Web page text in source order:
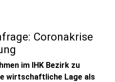
Coronakrise
im IHK Bezirk zu
wirtschaftliche Lage als